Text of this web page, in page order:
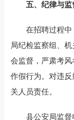
五、纪律与监
在招聘过程
局纪检监察组、
会监督，严肃考
作假行为。对违
关人员责任。
县公安局监